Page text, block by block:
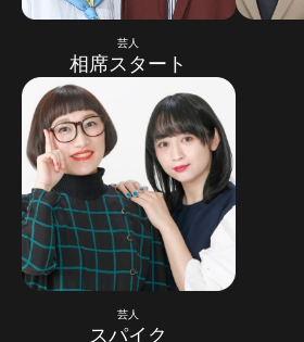
芸人
相席スタート
芸人
スパイク